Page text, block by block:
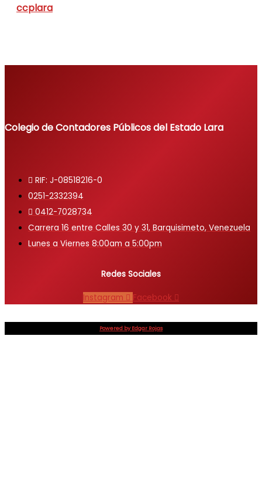
ccplara
Colegio de Contadores Públicos del Estado Lara
RIF: J-08518216-0
0251-2332394
0412-7028734
Carrera 16 entre Calles 30 y 31, Barquisimeto, Venezuela
Lunes a Viernes 8:00am a 5:00pm
Redes Sociales
Instagram Facebook
Powered by Edgar Rojas